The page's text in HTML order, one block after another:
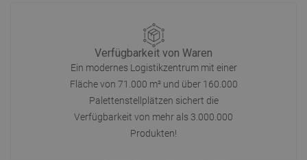
Verfügbarkeit von Waren
Ein modernes Logistikzentrum mit einer
Fläche von 71.000 m² und über 160.000
Palettenstellplätzen sichert die
Verfügbarkeit von mehr als 3.000.000
Produkten!